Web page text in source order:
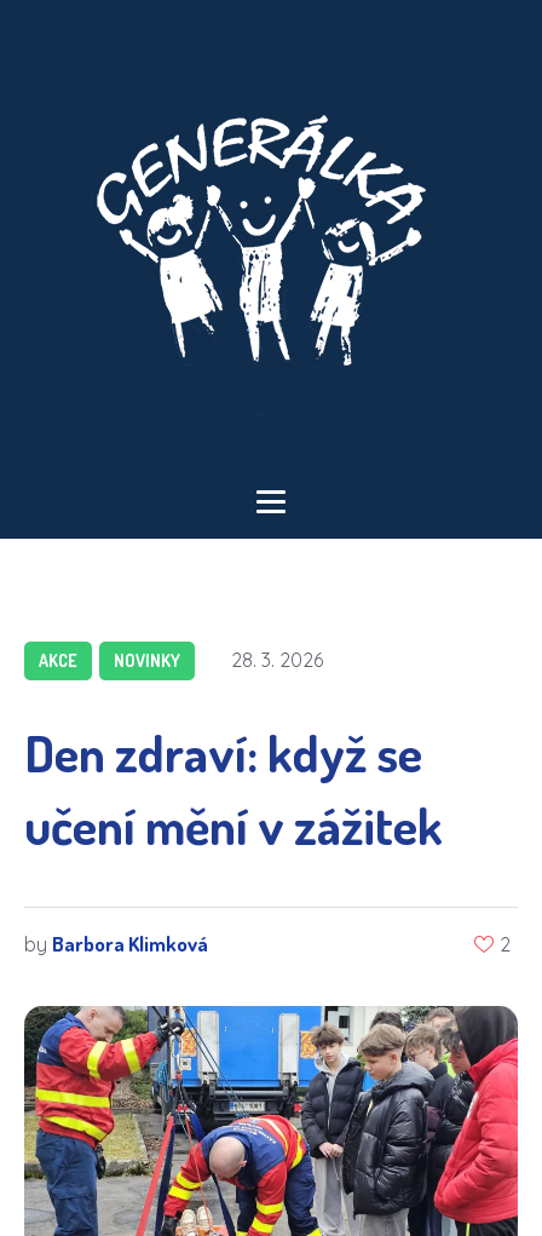
AKCE NOVINKY 28. 3. 2026
Den zdraví: když se
učení mění v zážitek
by Barbora Klimková 2